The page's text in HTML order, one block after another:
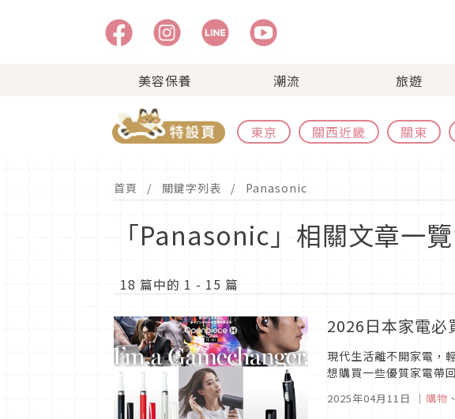
美容保養 潮流 旅遊
東京 關西近畿 關東
首頁 關鍵字列表 Panasonic
「Panasonic」相關文章一覽
18 篇中的 1 - 15 篇
2026日本家電必
現代生活離不開家電，
想購買一些優質家電帶
2025年04月11日 ｜ 購物 、